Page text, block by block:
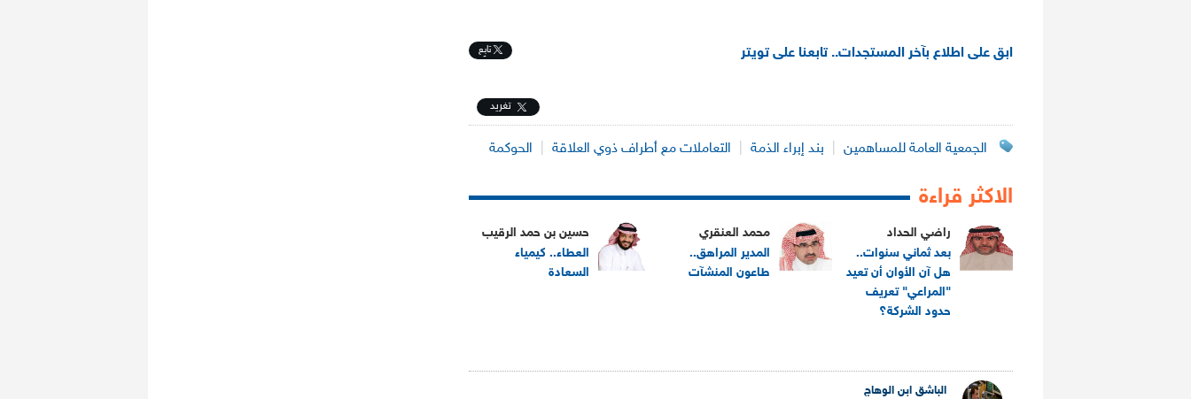
ابق على اطلاع بآخر المستجدات.. تابعنا على تويتر تابِع
تغريد
الجمعية العامة للمساهمين بند إبراء الذمة التعاملات مع أطراف ذوي العلاقة الحوكمة
الاكثر قراءة
راضي الحداد
بعد ثماني سنوات..
هل آن الأوان أن تعيد
"المراعي" تعريف
حدود الشركة؟
محمد العنقري
المدير المراهق..
طاعون المنشآت
حسين بن حمد الرقيب
العطاء.. كيمياء
السعادة
الباشق ابن الوهاج